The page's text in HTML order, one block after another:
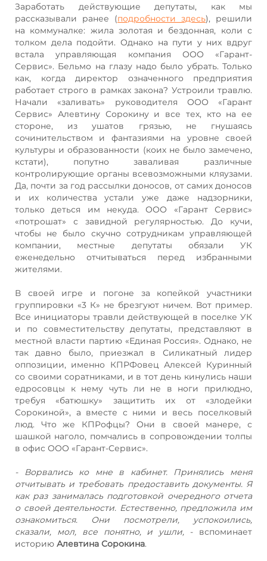
Заработать действующие депутаты, как мы
рассказывали ранее (подробности здесь), решили
на коммуналке: жила золотая и бездонная, коли с
толком дела подойти. Однако на пути у них вдруг
встала управляющая компания ООО «Гарант-
Сервис». Бельмо на глазу надо было убрать. Только
как, когда директор означенного предприятия
работает строго в рамках закона? Устроили травлю.
Начали «заливать» руководителя ООО «Гарант
Сервис» Алевтину Сорокину и все тех, кто на ее
стороне, из ушатов грязью, не гнушаясь
сочинительством и фантазиями на уровне своей
культуры и образованности (коих не было замечено,
кстати), попутно заваливая различные
контролирующие органы всевозможными кляузами.
Да, почти за год рассылки доносов, от самих доносов
и их количества устали уже даже надзорники,
только деться им некуда. ООО «Гарант Сервис»
«потрошат» с завидной регулярностью. До кучи,
чтобы не было скучно сотрудникам управляющей
компании, местные депутаты обязали УК
еженедельно отчитываться перед избранными
жителями.
В своей игре и погоне за копейкой участники
группировки «3 К» не брезгуют ничем. Вот пример.
Все инициаторы травли действующей в поселке УК
и по совместительству депутаты, представляют в
местной власти партию «Единая Россия». Однако, не
так давно было, приезжал в Силикатный лидер
оппозиции, именно КПРФовец Алексей Куринный
со своими соратниками, и в тот день кинулись наши
едросовцы к нему чуть ли не в ноги прилюдно,
требуя «батюшку» защитить их от «злодейки
Сорокиной», а вместе с ними и весь поселковый
люд. Что же КПРофцы? Они в своей манере, с
шашкой наголо, помчались в сопровождении толпы
в офис ООО «Гарант-Сервис».
- Ворвались ко мне в кабинет. Принялись меня
отчитывать и требовать предоставить документы. Я
как раз занималась подготовкой очередного отчета
о своей деятельности. Естественно, предложила им
ознакомиться. Они посмотрели, успокоились,
сказали, мол, все понятно, и ушли, - вспоминает
историю Алевтина Сорокина.